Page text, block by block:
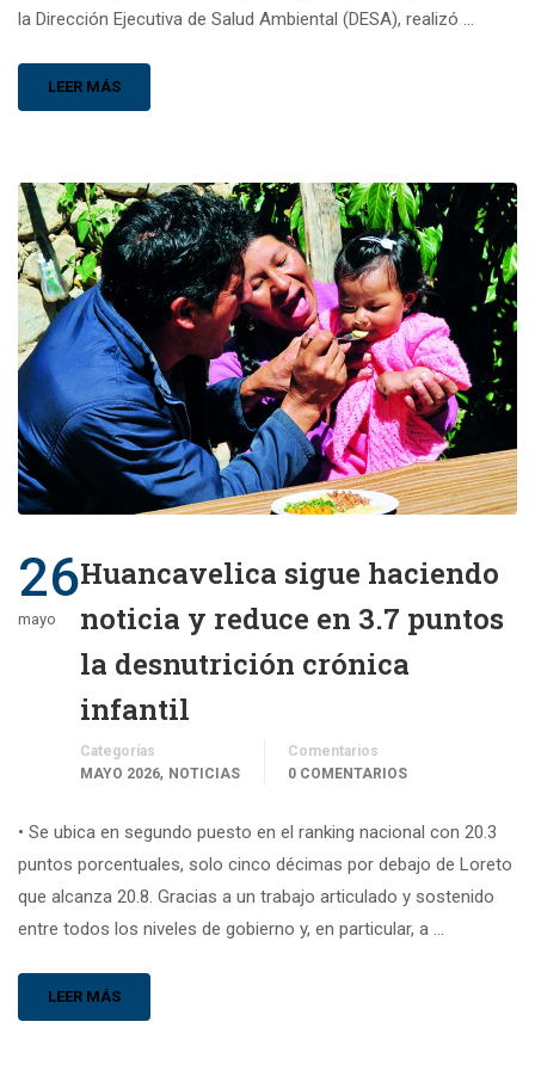
la Dirección Ejecutiva de Salud Ambiental (DESA), realizó …
LEER MÁS
26
mayo
Huancavelica sigue haciendo
noticia y reduce en 3.7 puntos
la desnutrición crónica
infantil
Categorías
MAYO 2026, NOTICIAS
Comentarios
0 COMENTARIOS
• Se ubica en segundo puesto en el ranking nacional con 20.3
puntos porcentuales, solo cinco décimas por debajo de Loreto
que alcanza 20.8. Gracias a un trabajo articulado y sostenido
entre todos los niveles de gobierno y, en particular, a …
LEER MÁS